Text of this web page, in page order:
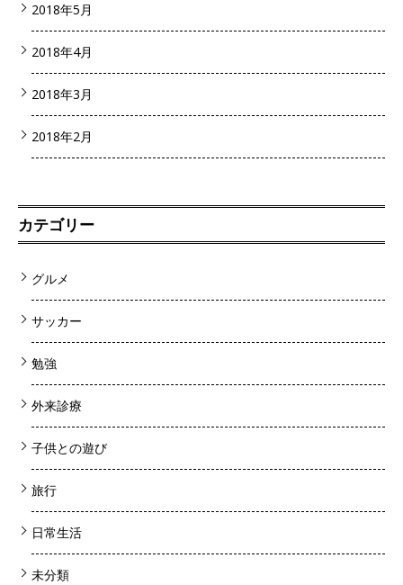
2018年5月
2018年4月
2018年3月
2018年2月
カテゴリー
グルメ
サッカー
勉強
外来診療
子供との遊び
旅行
日常生活
未分類